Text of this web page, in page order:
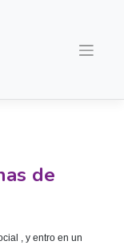
de
, y entro en un